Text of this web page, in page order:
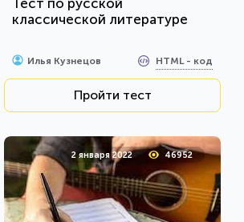
Тест по русской
классической литературе
Илья Кузнецов HTML - код
Пройти тест
2 января 2022 46952